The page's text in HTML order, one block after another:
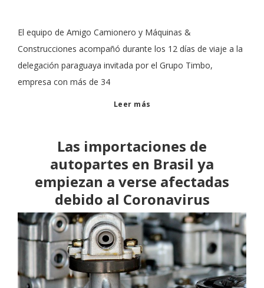
El equipo de Amigo Camionero y Máquinas &
Construcciones acompañó durante los 12 días de viaje a la
delegación paraguaya invitada por el Grupo Timbo,
empresa con más de 34
Leer más
Las importaciones de
autopartes en Brasil ya
empiezan a verse afectadas
debido al Coronavirus